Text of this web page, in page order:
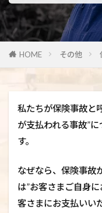
HOME その他
私たちが保険事故と
が支払われる事故”
す。
なぜなら、保険事故
は”お客さまご自身
客さまにお支払いい